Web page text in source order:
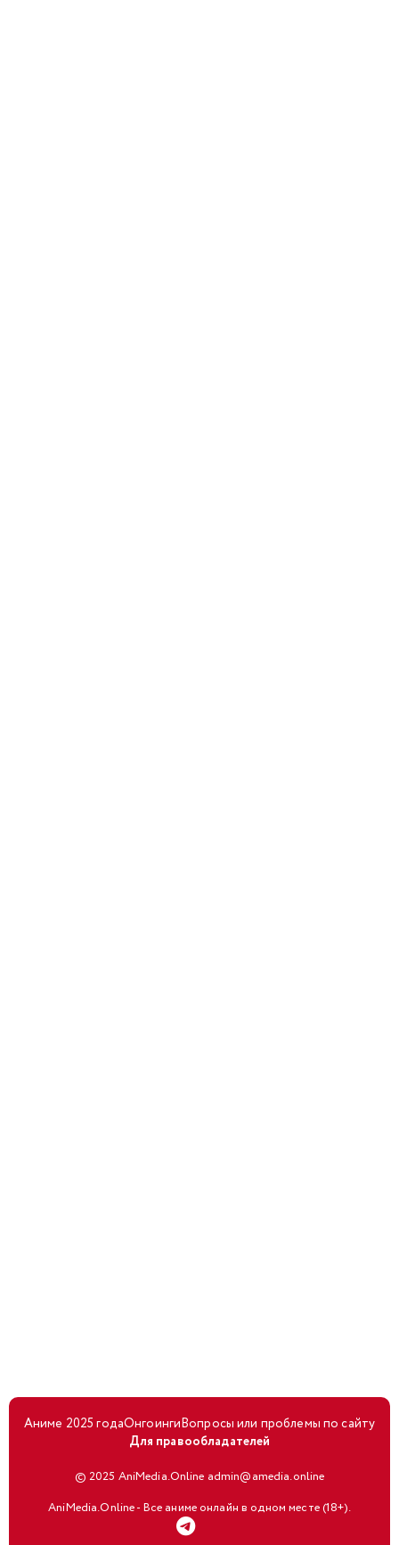
Аниме 2025 годаОнгоингиВопросы или проблемы по сайту
Для правообладателей
© 2025 AniMedia.Online admin@amedia.online
AniMedia.Online - Все аниме онлайн в одном месте (18+).